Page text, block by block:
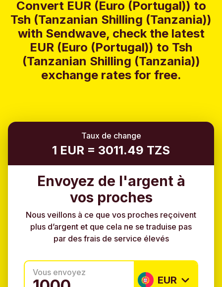
Convert EUR (Euro (Portugal)) to
Tsh (Tanzanian Shilling (Tanzania))
with Sendwave, check the latest
EUR (Euro (Portugal)) to Tsh
(Tanzanian Shilling (Tanzania))
exchange rates for free.
Taux de change
1 EUR = 3011.49 TZS
Envoyez de l'argent à
vos proches
Nous veillons à ce que vos proches reçoivent
plus d’argent et que cela ne se traduise pas
par des frais de service élevés
Vous envoyez
EUR